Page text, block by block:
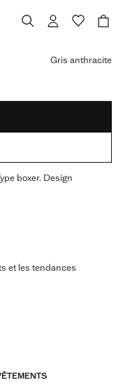
Gris anthracite
boxer. Design
et les tendances